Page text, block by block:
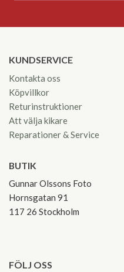
KUNDSERVICE
Kontakta oss
Köpvillkor
Returinstruktioner
Att välja kikare
Reparationer & Service
BUTIK
Gunnar Olssons Foto
Hornsgatan 91
117 26 Stockholm
FÖLJ OSS